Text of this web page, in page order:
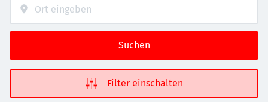
Suchen
Filter einschalten